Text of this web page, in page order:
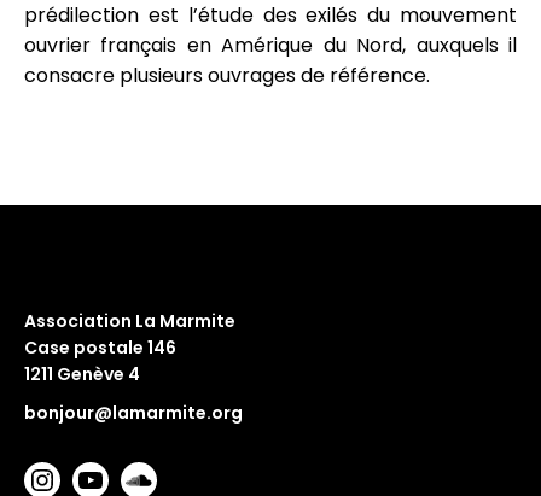
prédilection est l’étude des exilés du mouvement
ouvrier français en Amérique du Nord, auxquels il
consacre plusieurs ouvrages de référence.
Association La Marmite
Case postale 146
1211 Genève 4
bonjour@lamarmite.org